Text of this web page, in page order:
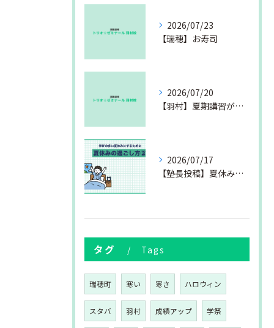
2026/07/23
【瑞穂】お寿司
2026/07/20
【羽村】夏期講習が始まりました
2026/07/17
【塾長投稿】夏休みの過ごし方③
タグ Tags
瑞穂町 寒い 寒さ ハロウィン
スタバ 羽村 成績アップ 学祭